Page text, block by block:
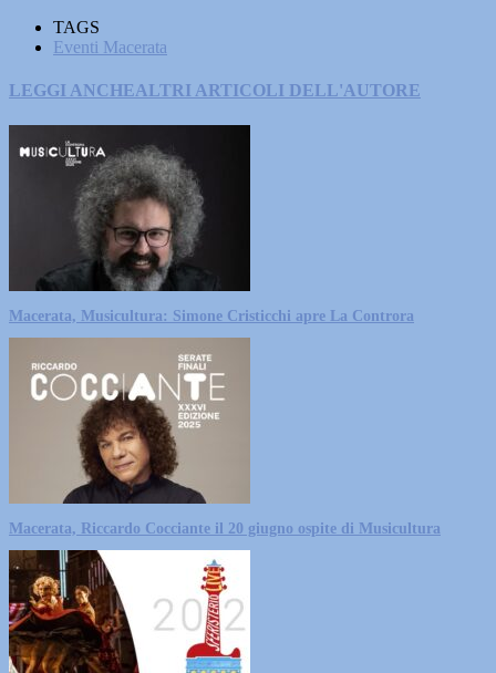
TAGS
Eventi Macerata
LEGGI ANCHEALTRI ARTICOLI DELL'AUTORE
Macerata, Musicultura: Simone Cristicchi apre La Controra
Macerata, Riccardo Cocciante il 20 giugno ospite di Musicultura